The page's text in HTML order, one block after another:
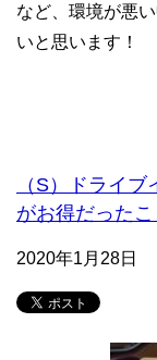
など、環境が悪
いと思います！
（S）ドライ
がお得だったこ
2020年1月28日